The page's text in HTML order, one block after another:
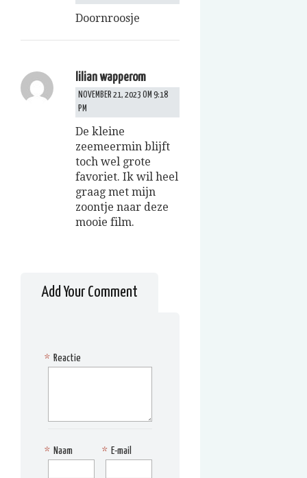
Doornroosje
lilian wapperom
NOVEMBER 21, 2023 OM 9:18
PM
De kleine
zeemeermin blijft
toch wel grote
favoriet. Ik wil heel
graag met mijn
zoontje naar deze
mooie film.
Add Your Comment
Reactie
*
Naam
* E-mail
*